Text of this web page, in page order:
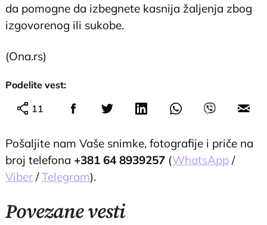
da pomogne da izbegnete kasnija žaljenja zbog
izgovorenog ili sukobe.
(Ona.rs)
Podelite vest:
11
Pošaljite nam Vaše snimke, fotografije i priče na
broj telefona +381 64 8939257 (WhatsApp /
Viber /Telegram).
Povezane vesti